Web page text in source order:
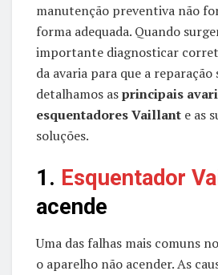
manutenção preventiva não
forma adequada. Quando
importante diagnosticar
da avaria para que a reparação
detalhamos asprincipais
esquentadores Vaillant e as
soluções.
1. Esquentador
acende
Uma das falhas mais comuns
o aparelho não acender. As